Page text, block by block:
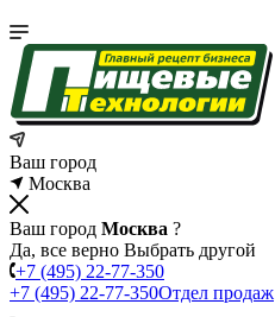
Ваш город
Москва
Ваш город Москва ?
Да, все верно Выбрать другой
+7 (495) 22-77-350
+7 (495) 22-77-350Отдел продаж